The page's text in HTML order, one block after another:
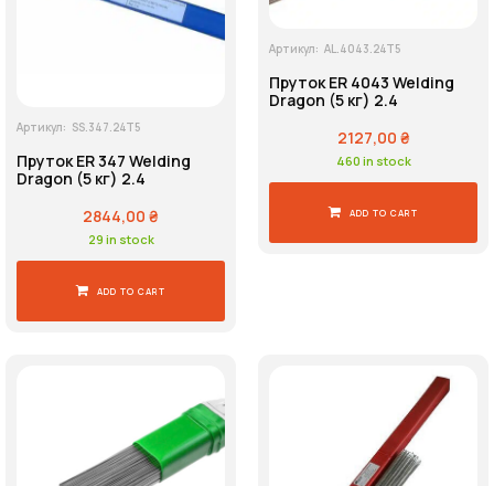
Артикул: SS.347.24T5
Пруток ER 347 Welding
Dragon (5 кг) 2.4
2844,00 ₴
29 in stock
ADD TO CART
Артикул: AL.4043.24T5
Пруток ER 4043 Welding
Dragon (5 кг) 2.4
2127,00 ₴
460 in stock
ADD TO CART